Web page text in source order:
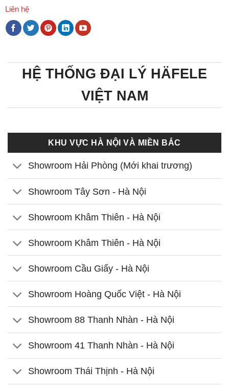
Liên hệ
HỆ THỐNG ĐẠI LÝ HÄFELE
VIỆT NAM
KHU VỰC HÀ NỘI VÀ MIỀN BẮC
Showroom Hải Phòng (Mới khai trương)
Showroom Tây Sơn - Hà Nội
Showroom Khâm Thiên - Hà Nội
Showroom Khâm Thiên - Hà Nội
Showroom Cầu Giấy - Hà Nội
Showroom Hoàng Quốc Việt - Hà Nội
Showroom 88 Thanh Nhàn - Hà Nội
Showroom 41 Thanh Nhàn - Hà Nội
Showroom Thái Thịnh - Hà Nội